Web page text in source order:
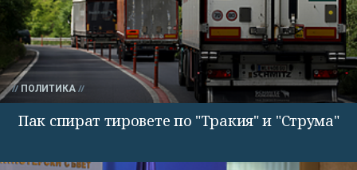
ПОЛИТИКА
Пак спират тировете по "Тракия" и "Струма"